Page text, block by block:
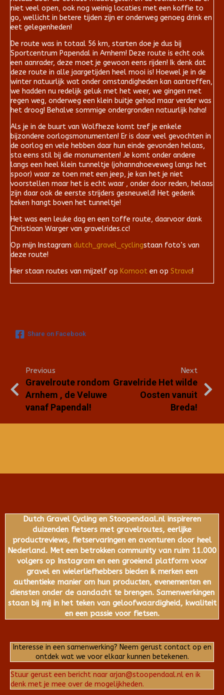
niet veel open, ook nog weinig locaties met een koffie to
go, wellicht in betere tijden zijn er onderweg genoeg drink en
eet gelegenheden!
De route was in totaal 56 km, starten doe je dus bij
Sportcentrum Papendal in Arnhem! Deze route is echt ook
een aanrader, deze moet je gewoon eens rijden! Ik denk dat
deze route in alle jaargetijden heel mooi is! Hoewel je in de
winter natuurlijk wat onder omstandigheden kan aantreffen,
we hadden nu redelijk geluk met het weer, we gingen met
regen weg, onderweg een klein buitje gehad maar verder was
het droog! Behalve sommige ondergronden natuurlijk haha!
Als je in de buurt van Wolfheze komt tref je enkele
bijzondere oorlogsmonumenten! Er is daar veel gevochten in
de oorlog en vele hebben daar hun einde gevonden helaas,
sta eens stil bij die monumenten! Je komt onder andere
langs een heel klein tunneltje (johannahoeveweg langs het
spoor) waar ze toen met een jeep, je kan het je niet
voorstellen maar het is echt waar , onder door reden, helaas
zijn daar ook de eerste strijders gesneuveld! Het gedenk
teken hangt boven het tunneltje!
Het was een leuke dag en een toffe route, daarvoor dank
Christiaan Warger van gravelrides.cc!
Op mijn Instagram dutch_gravel_cyclingstaan foto’s van
deze route!
Hier staan routes van mijzelf op Komoot en op Strava!
Share on Facebook
Previous
Gravelroute rondom
Arnhem , de Veluwe
vanaf Papendal!
Next
Gravelride Het wilde
Oosten vanuit
Breda!
Dutch Gravel Cycling en Stoopendaal.nl inspireren
duizenden fietsers met gravelroutes, eerlijke
productreviews, fietservaringen en avonturen door heel
Nederland. Met een betrokken community van ruim 11.000
volgers op Instagram en een groeiend platform voor
gravel en wielerliefhebbers bieden ik merken een
authentieke manier om hun producten, evenementen en
diensten onder de aandacht te brengen. Samenwerkingen
staan bij mij in het teken van geloofwaardigheid, kwaliteit
en een passie voor fietsen.
Interesse in een samenwerking? Neem gerust contact op en
ontdek wat we voor elkaar kunnen betekenen.
Stuur gerust een bericht naar arjan@stoopendaal.nl en ik
denk met je mee over de mogelijkheden.